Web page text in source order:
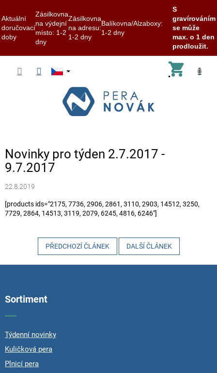
Aktuální
doručovací
doby
Zásilkovna
na výdejní
místo: 1-2
dny
Zásilkovna
na adresu:
1-2 dny
Balíkovna/Alzaboxy:
1-2 dny
S
gravírováním
se může
max. o 1 den
prodloužit.
Novinky pro týden 2.7.2017 -
9.7.2017
22.8.2019
[products ids="2175, 7736, 2906, 2861, 3110, 2903, 14512, 3250,
7729, 2864, 14513, 3119, 2079, 6245, 4816, 6246"]
PŘEDCHOZÍ ČLÁNEK DALŠÍ ČLÁNEK
Sortiment
Týdenní novinky
Kuličková pera
Plnicí pera